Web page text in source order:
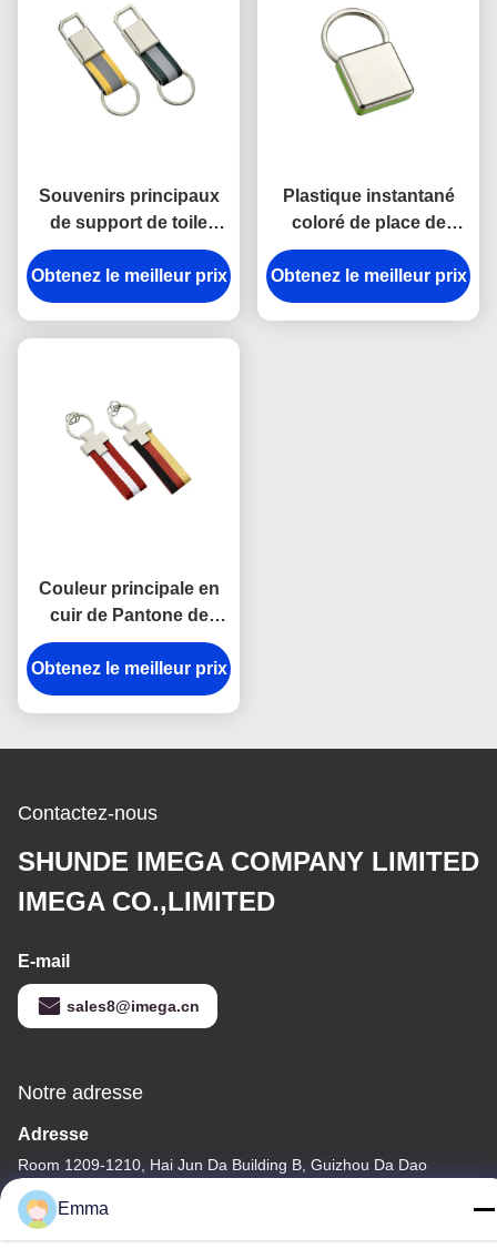
Souvenirs principaux
de support de toile
lumineuse d'épaisseur
du porte-clés 9mm de
crochet de rupture en
Obtenez le meilleur prix
Plastique instantané
coloré de place de
chaîne principale de
crochet d'anti de rouille
en métal support de
Obtenez le meilleur prix
Couleur principale en
cuir de Pantone de
porte-clés de fer de
rectangle de support de
courroie de sangle
Obtenez le meilleur prix
Contactez-nous
SHUNDE IMEGA COMPANY LIMITED
IMEGA CO.,LIMITED
E-mail
sales8@imega.cn
Notre adresse
Adresse
Room 1209-1210, Hai Jun Da Building B, Guizhou Da Dao
Zhong, Ronggui, Shunde, Foshan, Guangdong, China
Télégramme
Emma